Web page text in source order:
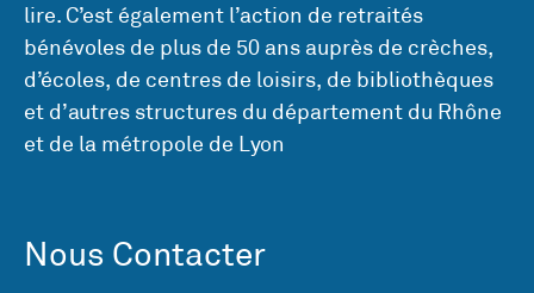
lire. C’est également l’action de retraités
bénévoles de plus de 50 ans auprès de crèches,
d’écoles, de centres de loisirs, de bibliothèques
et d’autres structures du département du Rhône
et de la métropole de Lyon
Nous Contacter